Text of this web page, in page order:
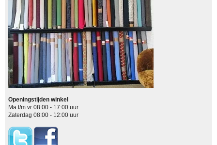
Openingstijden winkel
Ma t/m vr 08:00 - 17:00 uur
Zaterdag 08:00 - 12:00 uur